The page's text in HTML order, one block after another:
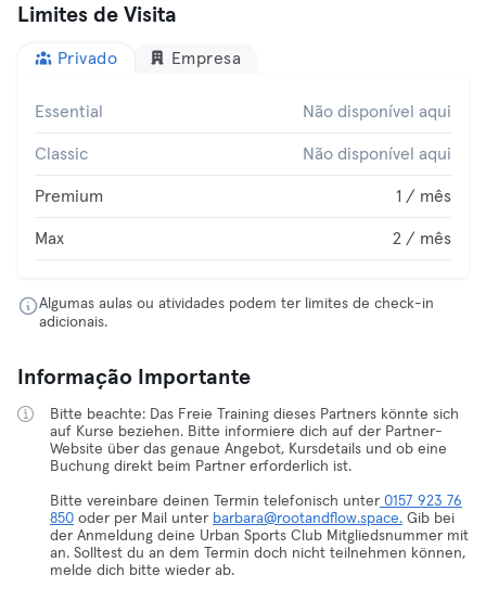
Limites de Visita
Privado Empresa
Essential Não disponível aqui
Classic Não disponível aqui
Premium 1 / mês
Max 2 / mês
Algumas aulas ou atividades podem ter limites de check-in
adicionais.
Informação Importante
Bitte beachte: Das Freie Training dieses Partners könnte sich
auf Kurse beziehen. Bitte informiere dich auf der Partner-
Website über das genaue Angebot, Kursdetails und ob eine
Buchung direkt beim Partner erforderlich ist.
Bitte vereinbare deinen Termin telefonisch unter0157 923 76
850 oder per Mail unter barbara@rootandflow.space. Gib bei
der Anmeldung deine Urban Sports Club Mitgliedsnummer mit
an. Solltest du an dem Termin doch nicht teilnehmen können,
melde dich bitte wieder ab.